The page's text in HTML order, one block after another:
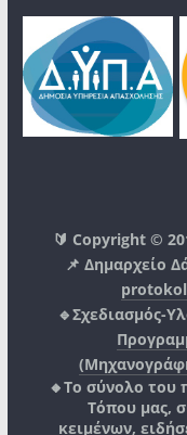
🔰 Copyright ©
📌 Δημαρχείο
🔹Σχεδιασμός-
🔸Το σύνολο του
Τόπου μας,
κειμένων,